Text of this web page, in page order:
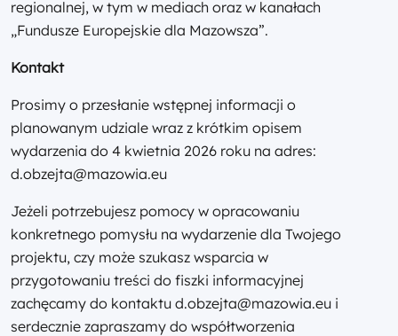
regionalnej, w tym w mediach oraz w kanałach
„Fundusze Europejskie dla Mazowsza”.
Kontakt
Prosimy o przesłanie wstępnej informacji o
planowanym udziale wraz z krótkim opisem
wydarzenia do 4 kwietnia 2026 roku na adres:
d.obzejta@mazowia.eu
Jeżeli potrzebujesz pomocy w opracowaniu
konkretnego pomysłu na wydarzenie dla Twojego
projektu, czy może szukasz wsparcia w
przygotowaniu treści do fiszki informacyjnej
zachęcamy do kontaktu d.obzejta@mazowia.eu i
serdecznie zapraszamy do współtworzenia